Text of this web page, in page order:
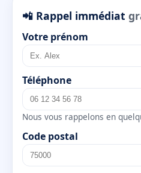
📲 Rappel immédiat
Votre prénom
Téléphone
Nous vous rappelons en
Code postal